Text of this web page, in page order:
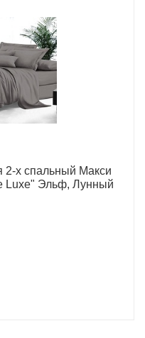
2-х спальный Макси
Luxe" Эльф, Лунный